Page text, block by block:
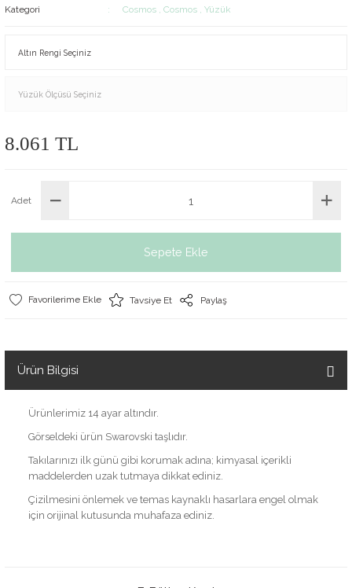
Kategori Cosmos , Cosmos , Yüzük
8.061 TL
Adet
Sepete Ekle
Tavsiye Et Paylaş
Ürün Bilgisi
Ürünlerimiz 14 ayar altındır.
Görseldeki ürün Swarovski taşlıdır.
Takılarınızı ilk günü gibi korumak adına; kimyasal içerikli
maddelerden uzak tutmaya dikkat ediniz.
Çizilmesini önlemek ve temas kaynaklı hasarlara engel olmak
için orijinal kutusunda muhafaza ediniz.